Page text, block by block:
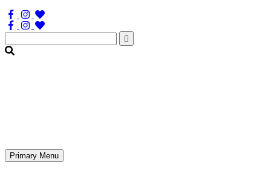
Søg
efter:
Primary Menu